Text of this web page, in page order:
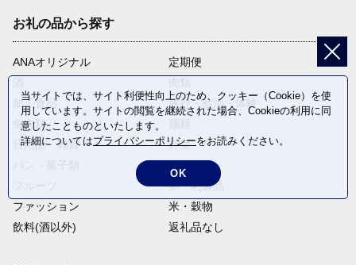
お礼の品から探す
ANAオリジナル
定期便
加工食品
旅行・宿泊・体験
魚介類
日用品・雑貨
野菜
電化製品
卵・乳製品
ファッション
米・穀物
飲料(酒以外)
返礼品なし
当サイトでは、サイト利便性向上のため、クッキー（Cookie）を使
用しています。サイトの閲覧を継続された場合、Cookieの利用に同
意したことものといたします。
詳細についてはプライバシーポリシーをお読みください。
OK